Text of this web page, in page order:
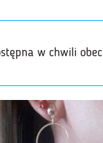
w chwili